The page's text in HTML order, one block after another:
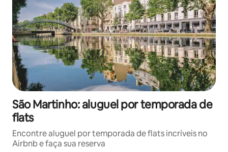
São Martinho: aluguel por temporada de
flats
Encontre aluguel por temporada de flats incríveis no
Airbnb e faça sua reserva